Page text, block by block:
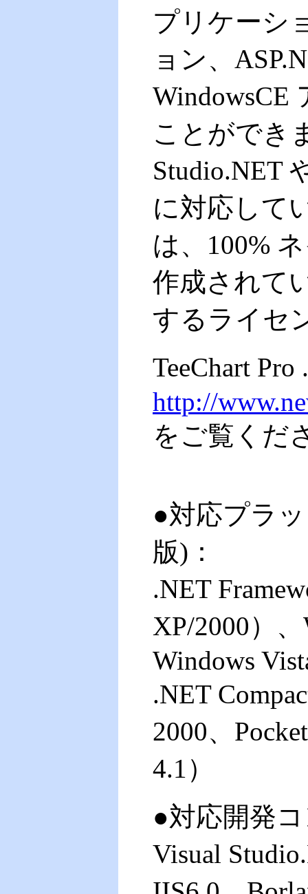
プリケーシ
ョン、
WindowsCE
ことができ
Studio.NET
に対応して
は、100%
作成されて
するライセ
TeeChart Pro
http://
をご覧くだ
●対応プラ
版)：
.NET
XP/2000）
Windows
.NET
2000、
4.1）
●対応開発
Visual